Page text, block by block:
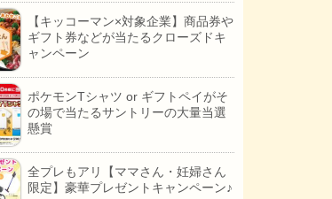
【キッコーマン×対象企業】商品券や
ギフト券などが当たるクローズドキ
ャンペーン
ポケモンTシャツ or ギフトペイがそ
の場で当たるサントリーの大量当選
懸賞
全プレもアリ【ママさん・妊婦さん
限定】豪華プレゼントキャンペーン♪